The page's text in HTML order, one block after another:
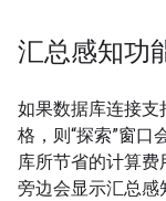
汇总感知功
如果数据库连接支
格，则“探索”窗口
库所节省的计算
旁边会显示汇总感